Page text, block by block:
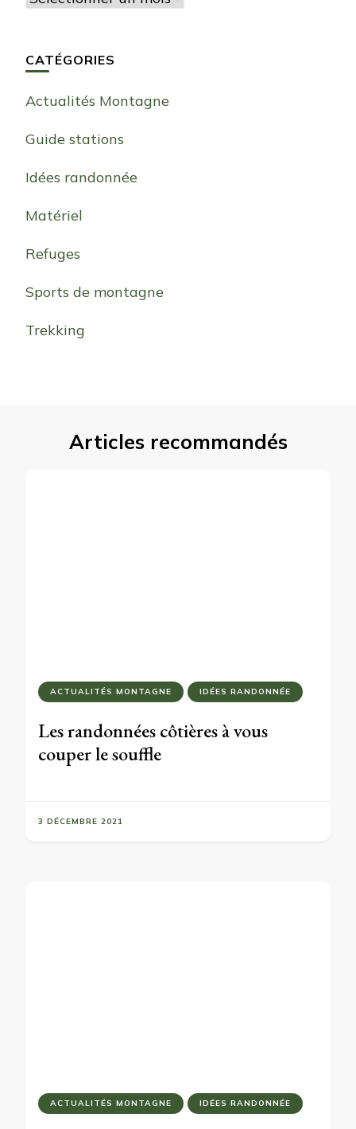
CATÉGORIES
Actualités Montagne
Guide stations
Idées randonnée
Matériel
Refuges
Sports de montagne
Trekking
Articles recommandés
ACTUALITÉS MONTAGNE IDÉES RANDONNÉE
Les randonnées côtières à vous
couper le souffle
3 DÉCEMBRE 2021
ACTUALITÉS MONTAGNE IDÉES RANDONNÉE